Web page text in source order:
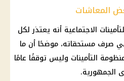
المعاشات
الاجتماعية أنه يعتذر لكل
صرف مستحقاته، موضحًا أن ما
التأمينات وليس توقفًا عامًا
الجمهورية.